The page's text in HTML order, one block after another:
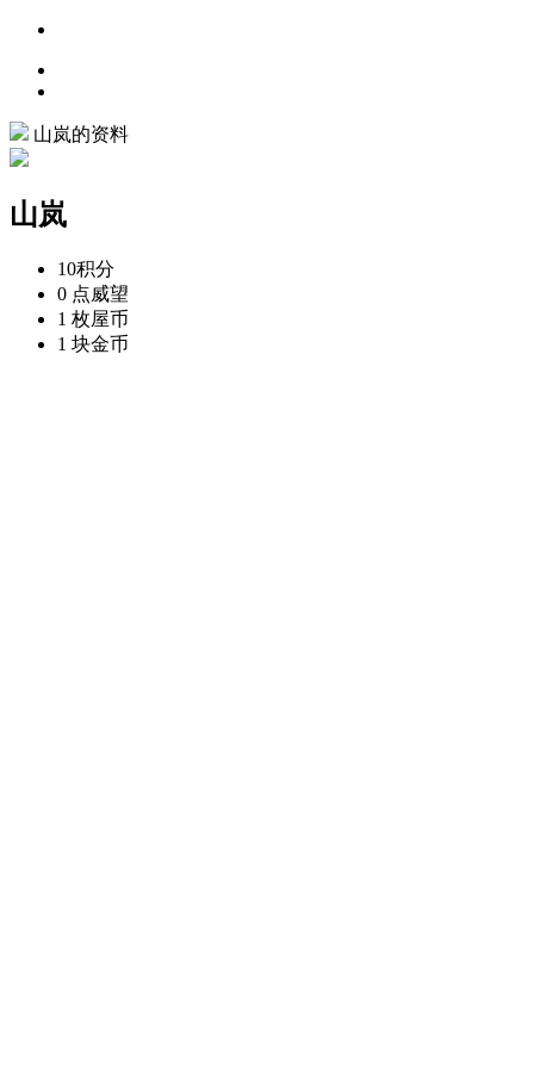
山岚的资料
山岚
10积分
0 点威望
1 枚屋币
1 块金币